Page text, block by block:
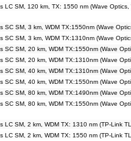
LC SM, 120 km, TX: 1550 nm (Wave
SC SM, 3 km, WDM TX:1550nm (Wave
SC SM, 3 km, WDM TX:1310nm (Wave
SC SM, 20 km, WDM TX:1550nm (Wave
SC SM, 20 km, WDM TX:1310nm (Wave
SC SM, 40 km, WDM TX:1310nm (Wave
SC SM, 40 km, WDM TX:1550nm (Wave
SC SM, 80 km, WDM TX:1490nm (Wave
SC SM, 80 km, WDM TX:1550nm (Wave
LC SM, 2 km, WDM TX: 1310 nm (TP-Link
LC SM, 2 km, WDM TX: 1550 nm (TP-Link